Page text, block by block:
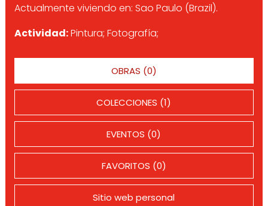
Actualmente viviendo en: Sao Paulo (Brazil).
Actividad:Pintura; Fotografía;
OBRAS (0)
COLECCIONES (1)
EVENTOS (0)
FAVORITOS (0)
Sitio web personal